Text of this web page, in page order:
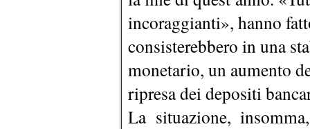
incoraggianti», hanno
consisterebbero in una
monetario, un aumento
ripresa dei depositi
La situazione,